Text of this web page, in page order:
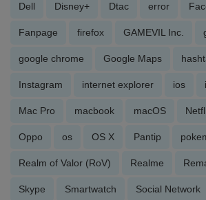
Dell Disney+ Dtac error
Fanpage firefox GAMEVIL Inc.
google chrome Google Maps
Instagram internet explorer ios
Mac Pro macbook macOS
Oppo os OS X Pantip
Realm of Valor (RoV) Realme
Skype Smartwatch Social Network